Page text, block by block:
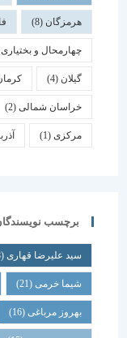
هرمزگان(8) فارس
چهارمحال و بختیاری (4)
کرمان
خراسان شمالی(2)
(1) آذربایجان
برچسب نویسندگان
سید علیرضا قهاری(168)
شیما خرمی(21) سید
بهروز مرباغی (16)